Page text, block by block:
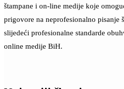
štampane i on-line medije koje
prigovore na neprofesionalno pisanje
slijedeći profesionalne standarde
online medije BiH.